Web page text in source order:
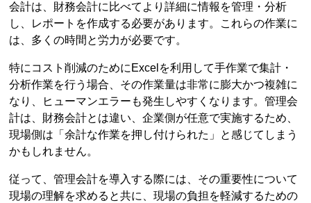
会計は、財務会計に比べてより詳細に情報を管理・分析
し、レポートを作成する必要があります。これらの作業に
は、多くの時間と労力が必要です。
特にコスト削減のためにExcelを利用して手作業で集計・
分析作業を行う場合、その作業量は非常に膨大かつ複雑に
なり、ヒューマンエラーも発生しやすくなります。管理会
計は、財務会計とは違い、企業側が任意で実施するため、
現場側は「余計な作業を押し付けられた」と感じてしまう
かもしれません。
従って、管理会計を導入する際には、その重要性について
現場の理解を求めると共に、現場の負担を軽減するための